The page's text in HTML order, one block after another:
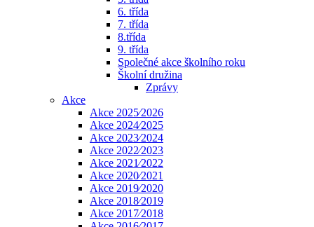
6. třída
7. třída
8.třída
9. třída
Společné akce školního roku
Školní družina
Zprávy
Akce
Akce 2025⁄2026
Akce 2024⁄2025
Akce 2023⁄2024
Akce 2022⁄2023
Akce 2021⁄2022
Akce 2020⁄2021
Akce 2019⁄2020
Akce 2018⁄2019
Akce 2017⁄2018